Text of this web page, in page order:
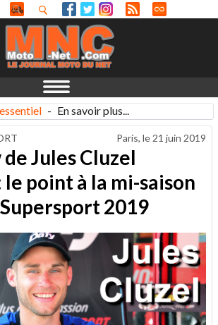
- En savoir plus...
Paris, le 21 juin 2019
Jules Cluzel
le point à la mi-saison
2019